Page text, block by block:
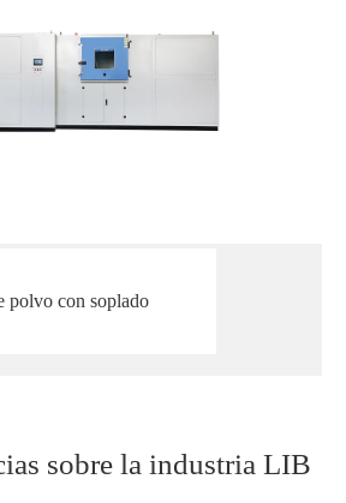
polvo con soplado
sobre la industria LIB